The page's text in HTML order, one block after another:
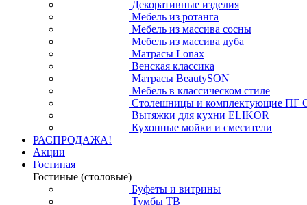
Декоративные изделия
Мебель из ротанга
Мебель из массива сосны
Мебель из массива дуба
Матрасы Lonax
Венская классика
Матрасы BeautySON
Мебель в классическом стиле
Столешницы и комплектующие ПГ
Вытяжки для кухни ELIKOR
Кухонные мойки и смесители
РАСПРОДАЖА!
Акции
Гостиная
Гостиные (столовые)
Буфеты и витрины
Тумбы ТВ